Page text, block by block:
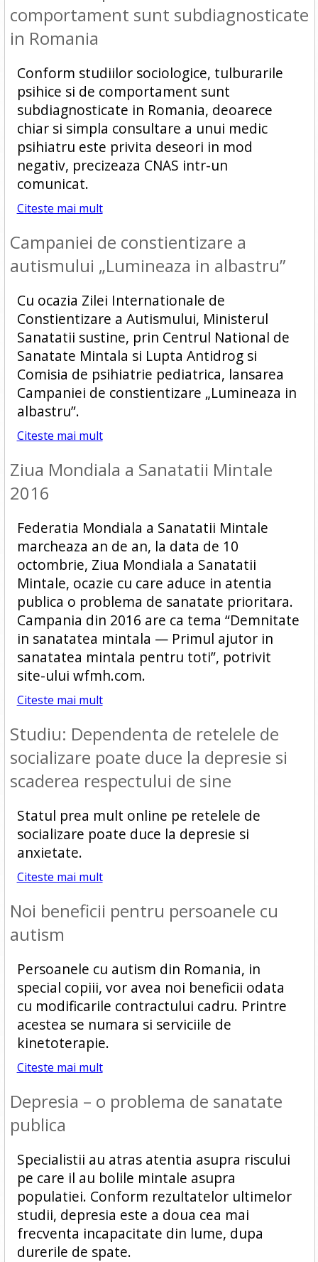
comportament sunt subdiagnosticate
in Romania
Conform studiilor sociologice, tulburarile
psihice si de comportament sunt
subdiagnosticate in Romania, deoarece
chiar si simpla consultare a unui medic
psihiatru este privita deseori in mod
negativ, precizeaza CNAS intr-un
comunicat.
Citeste mai mult
Campaniei de constientizare a
autismului „Lumineaza in albastru”
Cu ocazia Zilei Internationale de
Constientizare a Autismului, Ministerul
Sanatatii sustine, prin Centrul National de
Sanatate Mintala si Lupta Antidrog si
Comisia de psihiatrie pediatrica, lansarea
Campaniei de constientizare „Lumineaza in
albastru”.
Citeste mai mult
Ziua Mondiala a Sanatatii Mintale
2016
Federatia Mondiala a Sanatatii Mintale
marcheaza an de an, la data de 10
octombrie, Ziua Mondiala a Sanatatii
Mintale, ocazie cu care aduce in atentia
publica o problema de sanatate prioritara.
Campania din 2016 are ca tema “Demnitate
in sanatatea mintala — Primul ajutor in
sanatatea mintala pentru toti”, potrivit
site-ului wfmh.com.
Citeste mai mult
Studiu: Dependenta de retelele de
socializare poate duce la depresie si
scaderea respectului de sine
Statul prea mult online pe retelele de
socializare poate duce la depresie si
anxietate.
Citeste mai mult
Noi beneficii pentru persoanele cu
autism
Persoanele cu autism din Romania, in
special copiii, vor avea noi beneficii odata
cu modificarile contractului cadru. Printre
acestea se numara si serviciile de
kinetoterapie.
Citeste mai mult
Depresia – o problema de sanatate
publica
Specialistii au atras atentia asupra riscului
pe care il au bolile mintale asupra
populatiei. Conform rezultatelor ultimelor
studii, depresia este a doua cea mai
frecventa incapacitate din lume, dupa
durerile de spate.